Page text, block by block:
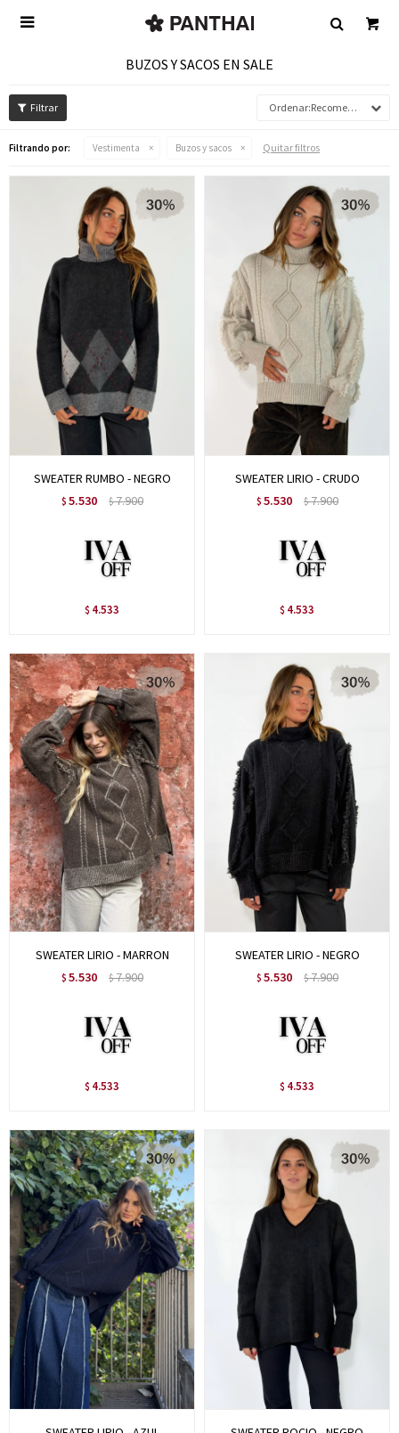

BUZOS Y SACOS EN SALE
Recomendados
Filtrando por: Vestimenta Buzos y sacos Quitar filtros
SWEATER RUMBO - NEGRO
$ 5.530 $7.900
$ 4.533
SWEATER LIRIO - CRUDO
$ 5.530 $7.900
$ 4.533
SWEATER LIRIO - MARRON
$ 5.530 $7.900
$ 4.533
SWEATER LIRIO - NEGRO
$ 5.530 $7.900
$ 4.533